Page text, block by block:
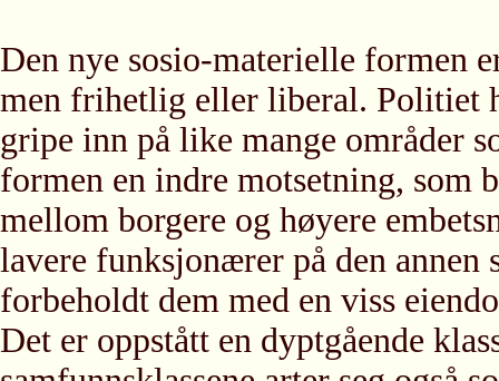
Den nye sosio-materielle formen
men frihetlig eller liberal. Politiet
gripe inn på like mange områder
formen en indre motsetning, som
mellom borgere og høyere
lavere funksjonærer på den annen
forbeholdt dem med en viss
Det er oppstått en dyptgående